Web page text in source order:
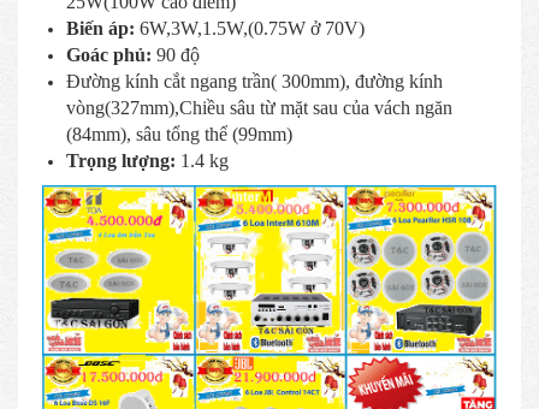
Biến áp: 6W,3W,1.5W,(0.75W ở 70V)
Goác phủ: 90 độ
Đường kính cắt ngang trần( 300mm), đường kính
vòng(327mm),Chiều sâu từ mặt sau của vách ngăn
(84mm), sâu tổng thể (99mm)
Trọng lượng: 1.4 kg